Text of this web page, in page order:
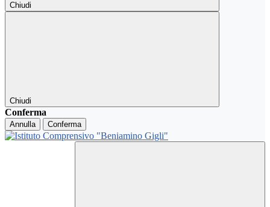
Chiudi
Chiudi
Conferma
Annulla Conferma